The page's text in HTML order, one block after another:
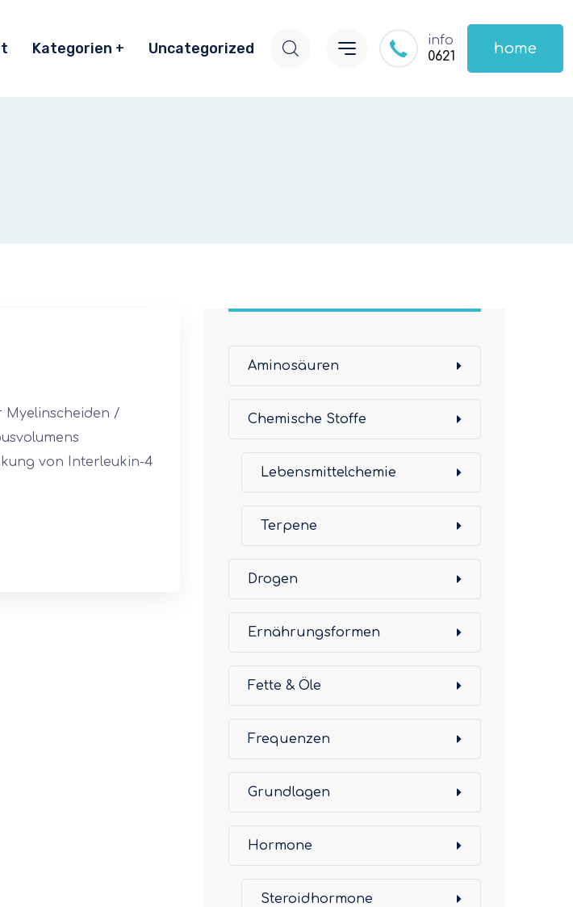
Kategorien Uncategorized
info
0621
home
Myelinscheiden /
von Interleukin-4
Aminosäuren
Chemische Stoffe
Lebensmittelchemie
Terpene
Drogen
Ernährungsformen
Fette & Öle
Frequenzen
Grundlagen
Hormone
Steroidhormone